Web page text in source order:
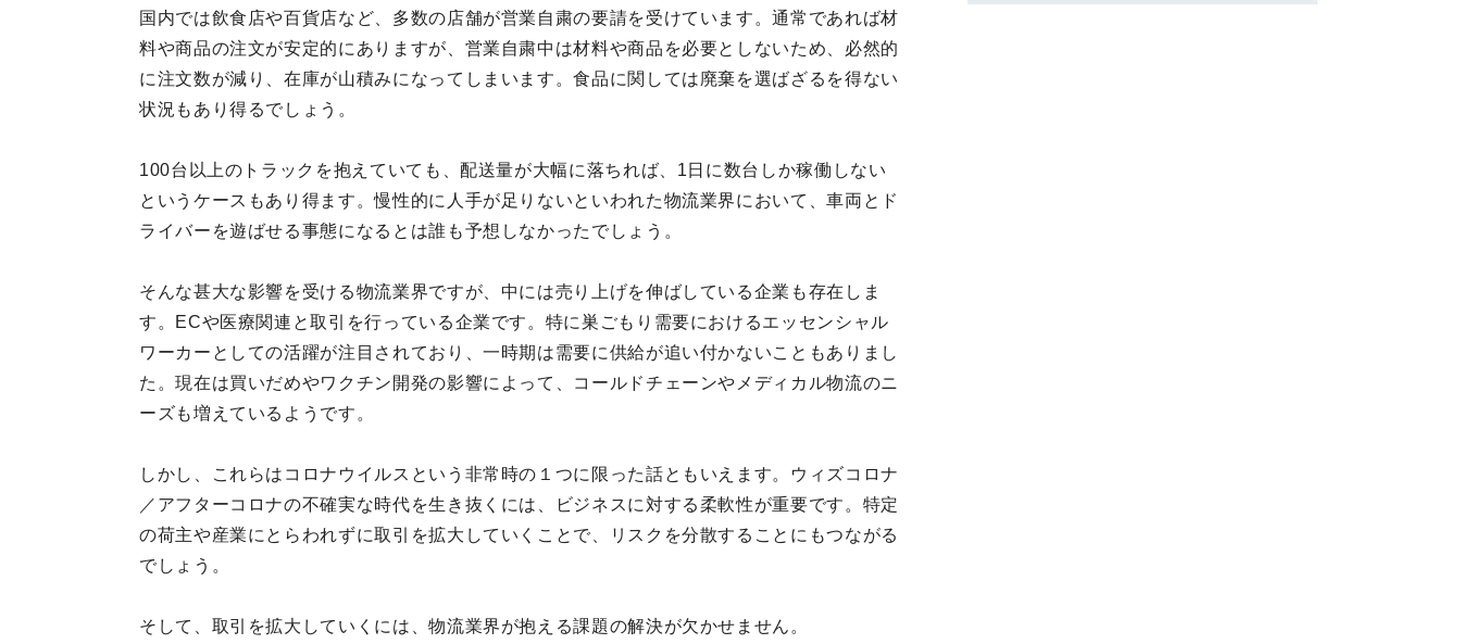
国内では飲食店や百貨店など、多数の店舗が営業自粛の要請を受けています。通常であれば材
料や商品の注文が安定的にありますが、営業自粛中は材料や商品を必要としないため、必然的
に注文数が減り、在庫が山積みになってしまいます。食品に関しては廃棄を選ばざるを得ない
状況もあり得るでしょう。
100台以上のトラックを抱えていても、配送量が大幅に落ちれば、1日に数台しか稼働しない
というケースもあり得ます。慢性的に人手が足りないといわれた物流業界において、車両とド
ライバーを遊ばせる事態になるとは誰も予想しなかったでしょう。
そんな甚大な影響を受ける物流業界ですが、中には売り上げを伸ばしている企業も存在しま
す。ECや医療関連と取引を行っている企業です。特に巣ごもり需要におけるエッセンシャル
ワーカーとしての活躍が注目されており、一時期は需要に供給が追い付かないこともありまし
た。現在は買いだめやワクチン開発の影響によって、コールドチェーンやメディカル物流のニ
ーズも増えているようです。
しかし、これらはコロナウイルスという非常時の１つに限った話ともいえます。ウィズコロナ
／アフターコロナの不確実な時代を生き抜くには、ビジネスに対する柔軟性が重要です。特定
の荷主や産業にとらわれずに取引を拡大していくことで、リスクを分散することにもつながる
でしょう。
そして、取引を拡大していくには、物流業界が抱える課題の解決が欠かせません。